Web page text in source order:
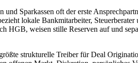
und Sparkassen oft der erste
lokale Bankmitarbeiter,
HGB, weisen stille Reserven auf und
strukturelle Treiber für Deal